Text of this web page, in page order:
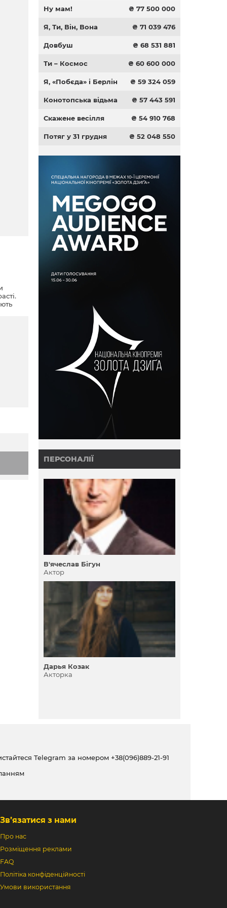
Ну мам! ₴ 77 500 000
Я, Ти, Він, Вона ₴ 71 039 476
Довбуш ₴ 68 531 881
Ти – Космос ₴ 60 600 000
Я, «Побєда» і Берлін ₴ 59 324 059
Конотопська відьма ₴ 57 443 591
Скажене весілля ₴ 54 910 768
Потяг у 31 грудня ₴ 52 048 550
ПЕРСОНАЛІЇ
В'ячеслав Бігун
Актор
Дарья Козак
Акторка
Telegram за номером +38(096)889-21-91
Зв’язатися з нами
Про нас
Розміщення реклами
FAQ
Політіка конфіденційності
Умови використання